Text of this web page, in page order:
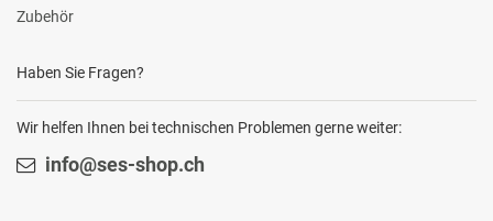
Zubehör
Haben Sie Fragen?
Wir helfen Ihnen bei technischen Problemen gerne weiter:
info@ses-shop.ch